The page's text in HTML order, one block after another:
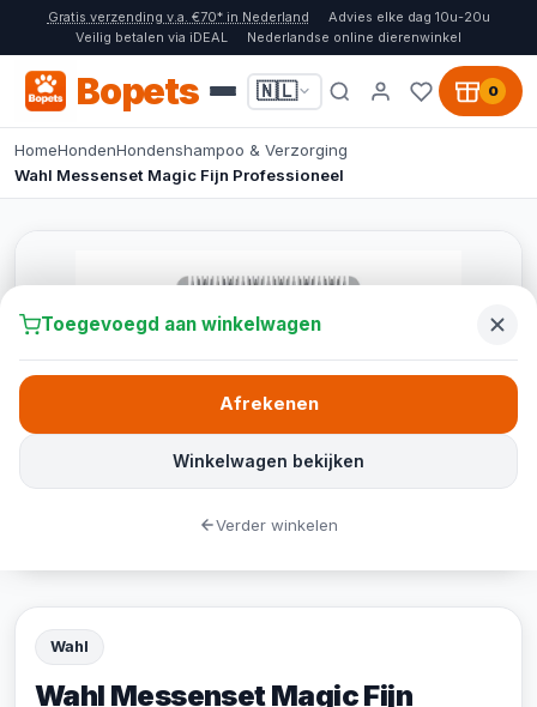
Gratis verzending v.a. €70* in Nederland
Advies elke dag 10u-20u
Veilig betalen via iDEAL
Nederlandse online dierenwinkel
Bopets 🇳🇱 0
HomeHondenHondenshampoo & Verzorging
Wahl Messenset Magic Fijn Professioneel
Wahl
Wahl Messenset Magic Fijn
Toegevoegd aan winkelwagen
Winkelwagen bekijken
Afrekenen
Verder winkelen